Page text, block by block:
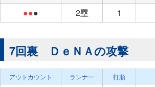
●●● 2塁 1
7回裏 ＤｅＮＡの攻撃
アウトカウント ランナー 打順